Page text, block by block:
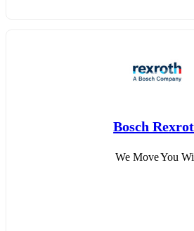
Bosch
We Move You